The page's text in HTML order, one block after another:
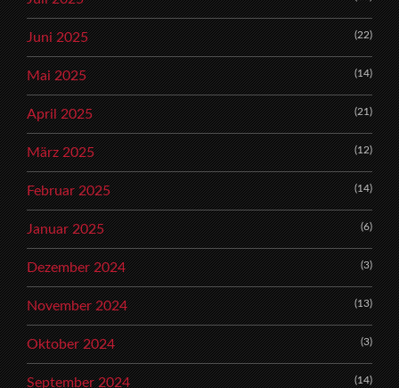
Juni 2025 (22)
Mai 2025 (14)
April 2025 (21)
März 2025 (12)
Februar 2025 (14)
Januar 2025 (6)
Dezember 2024 (3)
November 2024 (13)
Oktober 2024 (3)
September 2024 (14)